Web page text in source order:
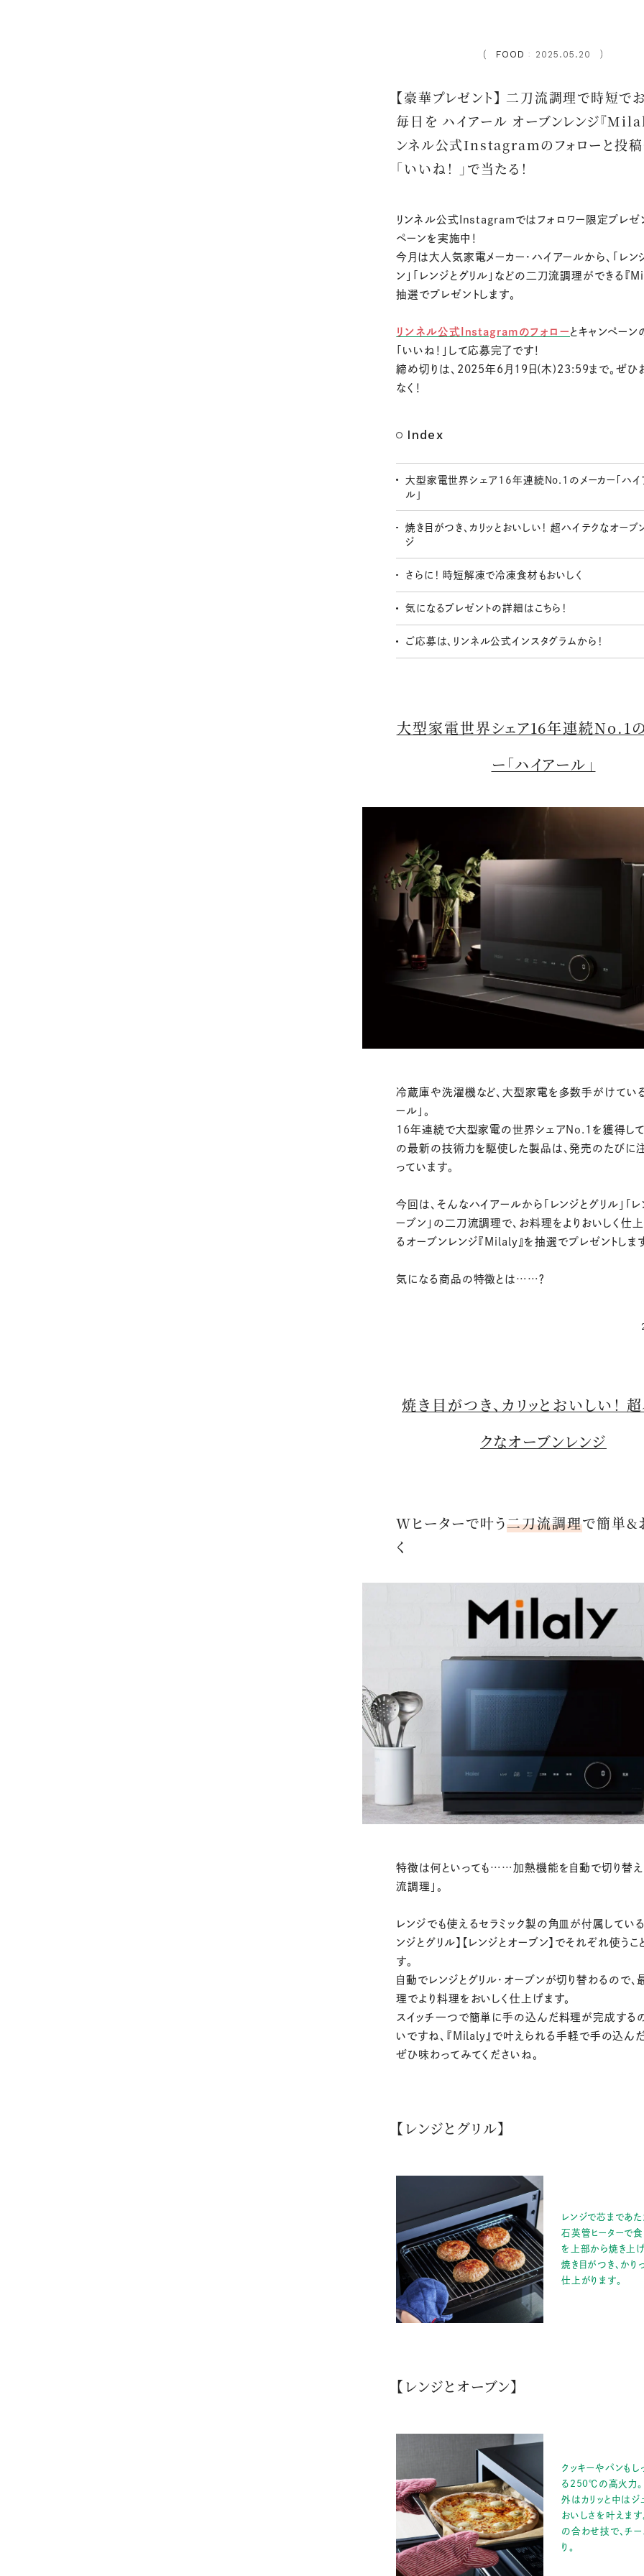
FOOD ： 2025.05.20
【豪華プレゼント】 二刀流調理で時短で
毎日を ハイアール オーブンレンジ『
ンネル公式Instagramのフォローと投
「いいね！ 」で当たる！
リンネル公式Instagramではフォロワー限定プレゼ
ペーンを実施中！
今月は大人気家電メーカー・ハイアールから、「レン
ン」「レンジとグリル」などの二刀流調理ができる『
抽選でプレゼントします。
リンネル公式Instagramのフォロー とキャンペー
「いいね！」して応募完了です！
締め切りは、2025年6月19日(木)23:59まで。ぜひ
なく！
Index
大型家電世界シェア16年連続No.1のメーカー「ハイ
ル」
焼き目がつき、カリッとおいしい！ 超ハイテクなオーブ
ジ
さらに！ 時短解凍で冷凍食材もおいしく
気になるプレゼントの詳細はこちら！
ご応募は、リンネル公式インスタグラムから！
大型家電世界シェア16年連続No.1
ー「ハイアール」
冷蔵庫や洗濯機など、大型家電を多数手がけてい
ール」。
16年連続で大型家電の世界シェアNo.1を獲得して
の最新の技術力を駆使した製品は、発売のたびに
っています。
今回は、そんなハイアールから「レンジとグリル」「
ーブン」の二刀流調理で、お料理をよりおいしく仕
るオーブンレンジ『Milaly』を抽選でプレゼントしま
気になる商品の特徴とは……？
焼き目がつき、カリッとおいしい！
クなオーブンレンジ
Wヒーターで叶う二刀流調理で簡単&
く
特徴は何といっても……加熱機能を自動で切り替え
流調理」。
レンジでも使えるセラミック製の角皿が付属している
ンジとグリル】【レンジとオーブン】でそれぞれ使うこ
す。
自動でレンジとグリル・オーブンが切り替わるので
理でより料理をおいしく仕上げます。
スイッチ一つで簡単に手の込んだ料理が完成する
いですね、『Milaly』で叶えられる手軽で手の込ん
ぜひ味わってみてくださいね。
【レンジとグリル】
レンジで芯まであ
石英管ヒーターで
を上部から焼き上
焼き目がつき、かり
仕上がります。
【レンジとオーブン】
クッキーやパンも
る250℃の高火力。
外はカリッと中はジ
おいしさを叶えます
の合わせ技で、チ
り。